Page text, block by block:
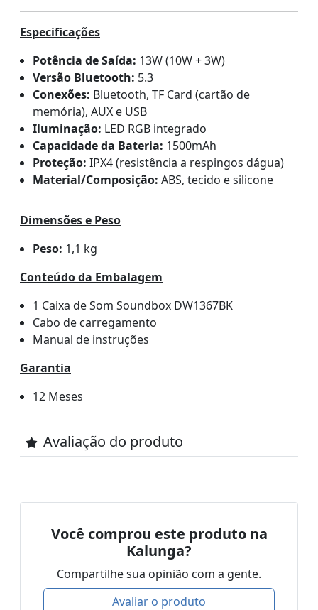
Especificações
Potência de Saída: 13W (10W + 3W)
Versão Bluetooth: 5.3
Conexões: Bluetooth, TF Card (cartão de
memória), AUX e USB
Iluminação: LED RGB integrado
Capacidade da Bateria: 1500mAh
Proteção: IPX4 (resistência a respingos dágua)
Material/Composição: ABS, tecido e silicone
Dimensões e Peso
Peso: 1,1 kg
Conteúdo da Embalagem
1 Caixa de Som Soundbox DW1367BK
Cabo de carregamento
Manual de instruções
Garantia
12 Meses
Avaliação do produto
Você comprou este produto na
Kalunga?
Compartilhe sua opinião com a gente.
Avaliar o produto